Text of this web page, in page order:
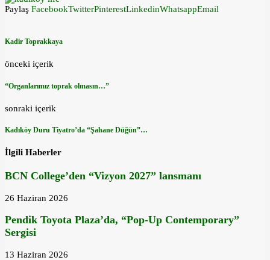
Paylaş FacebookTwitterPinterestLinkedinWhatsappEmail
Kadir Toprakkaya
önceki içerik
“Organlarımız toprak olmasın…”
sonraki içerik
Kadıköy Duru Tiyatro’da “Şahane Düğün”…
İlgili Haberler
BCN College’den “Vizyon 2027” lansmanı
26 Haziran 2026
Pendik Toyota Plaza’da, “Pop-Up Contemporary”
Sergisi
13 Haziran 2026